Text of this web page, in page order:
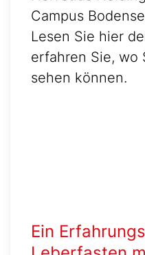
Campus
Lesen Sie hier
erfahren Sie, wo
sehen können.
Ein